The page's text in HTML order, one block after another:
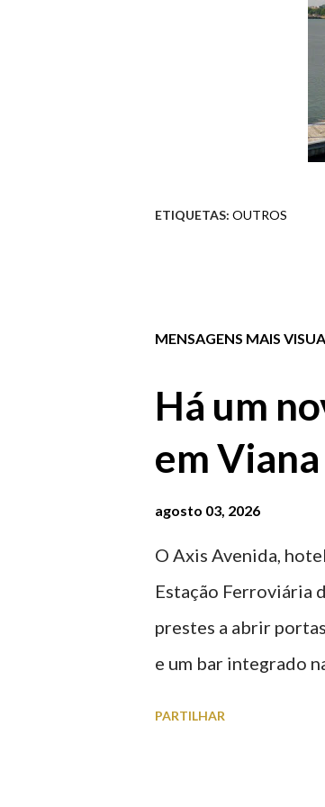
ETIQUETAS: OUTROS
MENSAGENS MAIS
Há um
em
agosto 03, 2026
O Axis Avenida,
Estação Ferroviária
prestes a abrir
e um bar integrado
PARTILHAR